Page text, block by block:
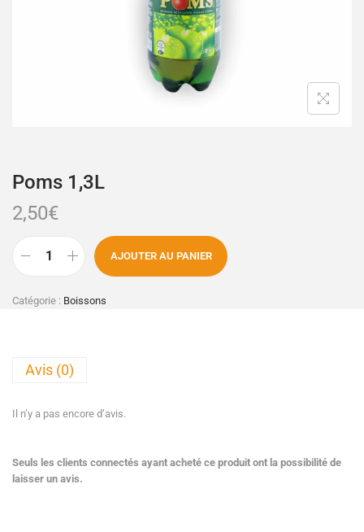
Poms 1,3L
2,50€
AJOUTER AU PANIER
Catégorie : Boissons
Avis (0)
Il n’y a pas encore d’avis.
Seuls les clients connectés ayant acheté ce produit ont la possibilité de
laisser un avis.